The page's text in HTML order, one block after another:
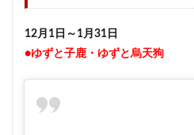
12月1日～1月31日
●ゆずと子鹿・ゆずと烏天狗